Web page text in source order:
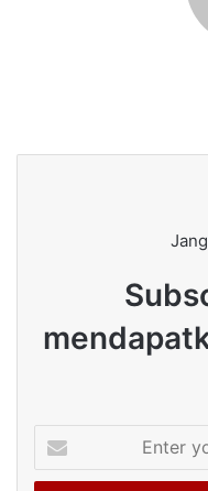
your
Email